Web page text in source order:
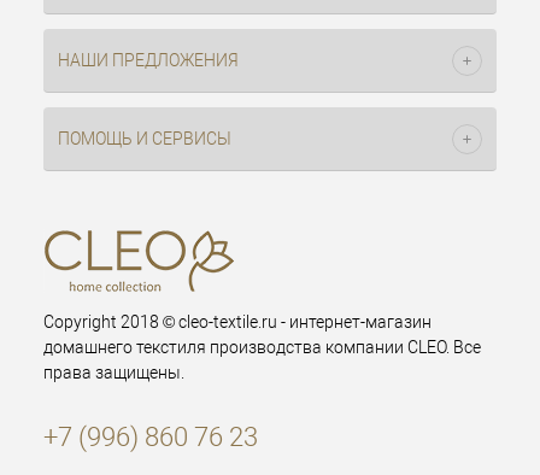
НАШИ ПРЕДЛОЖЕНИЯ
ПОМОЩЬ И СЕРВИСЫ
Copyright 2018 © cleo-textile.ru - интернет-магазин
домашнего текстиля производства компании CLEO. Все
права защищены.
+7 (996) 860 76 23